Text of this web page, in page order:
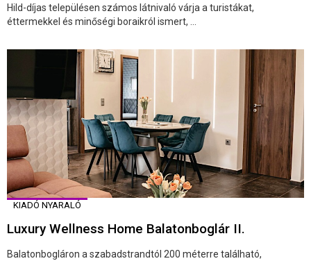
Hild-díjas településen számos látnivaló várja a turistákat,
éttermekkel és minőségi boraikról ismert, ...
KIADÓ NYARALÓ
Luxury Wellness Home Balatonboglár II.
Balatonbogláron a szabadstrandtól 200 méterre található,